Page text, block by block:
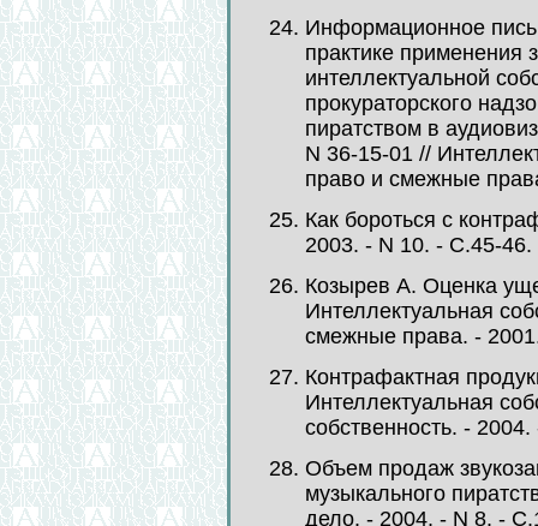
Информационное
практике применения
интеллектуальной
прокураторского
пиратством в
N 36-15-01 //
право и смежные
Как бороться с
2003. - N 10. - С.45-46.
Козырев А. Оценка
Интеллектуальная
смежные права. -
Контрафактная
Интеллектуальная
собственность. -
Объем продаж
музыкального
дело. - 2004. - N 8. -